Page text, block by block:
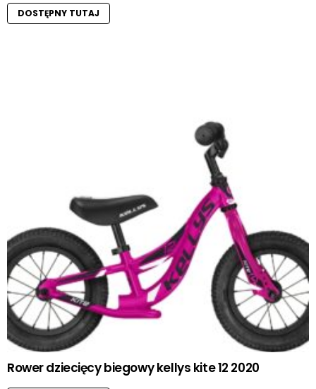
DOSTĘPNY TUTAJ
Rower dziecięcy biegowy kellys kite 12 2020